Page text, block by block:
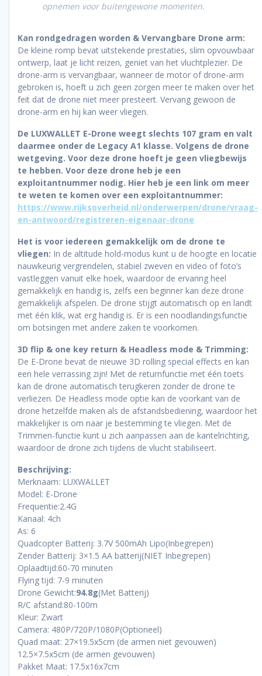
opnemen voor buitengewone momenten.
Kan rondgedragen worden & Vervangbare Drone arm:
De kleine romp bevat uitstekende prestaties, slim opvouwbaar
ontwerp, laat je licht reizen, geniet van het vluchtplezier. De
drone-arm is vervangbaar, wanneer de motor of drone-arm
gebroken is, hoeft u zich geen zorgen meer te maken over het
feit dat de drone niet meer presteert. Vervang gewoon de
drone-arm en hij kan weer vliegen.
De LUXWALLET E-Drone weegt slechts 107 gram en valt
daarmee onder de Legacy A1 klasse. Volgens de drone
wetgeving. Voor deze drone hoeft je geen vliegbewijs
te hebben. Voor deze drone heb je een
exploitantnummer nodig. Hier heb je een link om meer
te weten te komen over een exploitantnummer:
https://www.rijksoverheid.nl/onderwerpen/drone/vraag-
en-antwoord/registreren-eigenaar-drone
Het is voor iedereen gemakkelijk om de drone te
vliegen: In de altitude hold-modus kunt u de hoogte en locatie
nauwkeurig vergrendelen, stabiel zweven en video of foto’s
vastleggen vanuit elke hoek, waardoor de ervaring heel
gemakkelijk en handig is, zelfs een beginner kan deze drone
gemakkelijk afspelen. De drone stijgt automatisch op en landt
met één klik, wat erg handig is. Er is een noodlandingsfunctie
om botsingen met andere zaken te voorkomen.
3D flip & one key return & Headless mode & Trimming:
De E-Drone bevat de nieuwe 3D rolling special effects en kan
een hele verrassing zijn! Met de returnfunctie met één toets
kan de drone automatisch terugkeren zonder de drone te
verliezen. De Headless mode optie kan de voorkant van de
drone hetzelfde maken als de afstandsbediening, waardoor het
makkelijker is om naar je bestemming te vliegen. Met de
Trimmen-functie kunt u zich aanpassen aan de kantelrichting,
waardoor de drone zich tijdens de vlucht stabiliseert.
Beschrijving:
Merknaam: LUXWALLET
Model: E-Drone
Frequentie:2.4G
Kanaal: 4ch
As: 6
Quadcopter Batterij: 3.7V 500mAh Lipo(Inbegrepen)
Zender Batterij: 3×1.5 AA batterij(NIET Inbegrepen)
Oplaadtijd:60-70 minuten
Flying tijd: 7-9 minuten
Drone Gewicht:94.8g(Met Batterij)
R/C afstand:80-100m
Kleur: Zwart
Camera: 480P/720P/1080P(Optioneel)
Quad maat: 27×19.5x5cm (de armen niet gevouwen)
12.5×7.5x5cm (de armen gevouwen)
Pakket Maat: 17.5x16x7cm